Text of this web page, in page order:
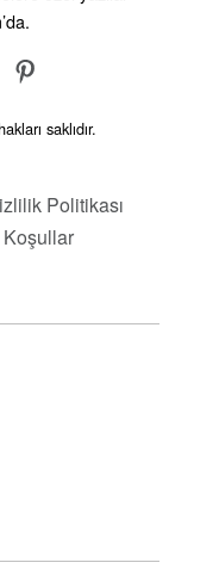
için
saklıdır.
Politikası